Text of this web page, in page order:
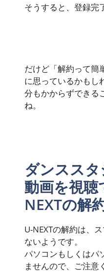
そうすると、登録完
だけど「解約って簡
に思っているかもし
分もかからずできる
ね。
ダンスス
動画を視聴
NEXTの解
U-NEXTの解約は、
ないようです。
パソコンもしくはパ
ませんので、ご注意